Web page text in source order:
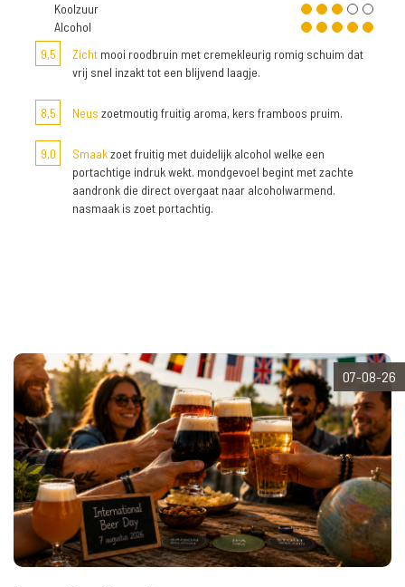
Koolzuur
Alcohol
9,5
Zicht mooi roodbruin met cremekleurig romig schuim dat
vrij snel inzakt tot een blijvend laagje.
8,5 Neus zoetmoutig fruitig aroma, kers framboos pruim.
9,0 Smaakzoet fruitig met duidelijk alcohol welke een
portachtige indruk wekt. mondgevoel begint met zachte
aandronk die direct overgaat naar alcoholwarmend.
nasmaak is zoet portachtig.
07-08-26